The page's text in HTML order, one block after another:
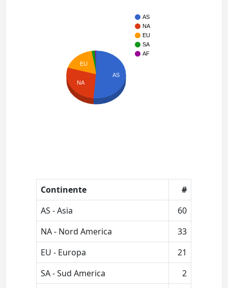
AS
NA
EU
SA
AF
EU
NA
AS
Continente
#
AS - Asia
60
NA - Nord America
33
EU - Europa
21
SA - Sud America
2